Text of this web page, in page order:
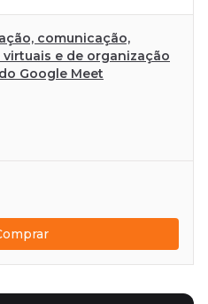
comunicação,
e de organização
Google Meet